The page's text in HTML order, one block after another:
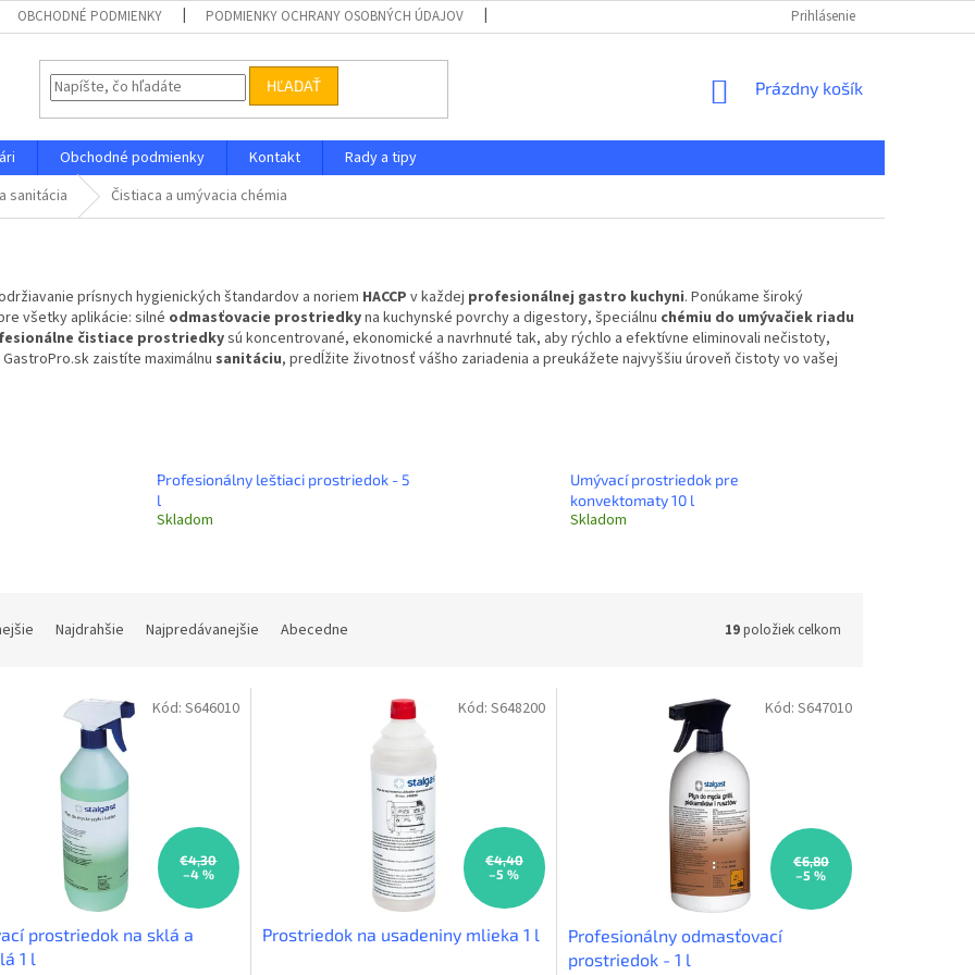
OBCHODNÉ PODMIENKY PODMIENKY OCHRANY OSOBNÝCH ÚDAJOV DOPRAVA A PLATBA
Prihlásenie
HĽADAŤ
NÁKUPNÝ
Prázdny košík
Obchodné podmienky Kontakt
Rady a tipy
sanitácia Čistiaca a umývacia chémia
prísnych hygienických štandardov a noriem HACCP v každej profesionálnej gastro kuchyni. Ponúkame široký
všetky aplikácie: silné odmasťovacie prostriedkyna kuchynské povrchy a digestory, špeciálnu chémiu do umývačiek riadu
čistiace prostriedkysú koncentrované, ekonomické a navrhnuté tak, aby rýchlo a efektívne eliminovali nečistoty,
GastroPro.sk zaistíte maximálnu sanitáciu, predĺžite životnosť vášho zariadenia a preukážete najvyššiu úroveň čistoty vo vašej
Profesionálny leštiaci prostriedok - 5
l
Skladom
Umývací prostriedok pre
konvektomaty 10 l
Skladom
Najdrahšie Najpredávanejšie Abecedne 19položiek celkom
€4,30
–4 %
prostriedok na sklá a
1 l
Kód: S646010
€4,40
–5 %
Prostriedok na usadeniny mlieka 1 l
Kód: S648200
€6,80
–5 %
Profesionálny odmasťovací
prostriedok - 1 l
Kód: S647010